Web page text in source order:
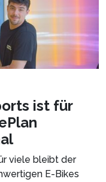
ist für
viele bleibt der
E-Bikes